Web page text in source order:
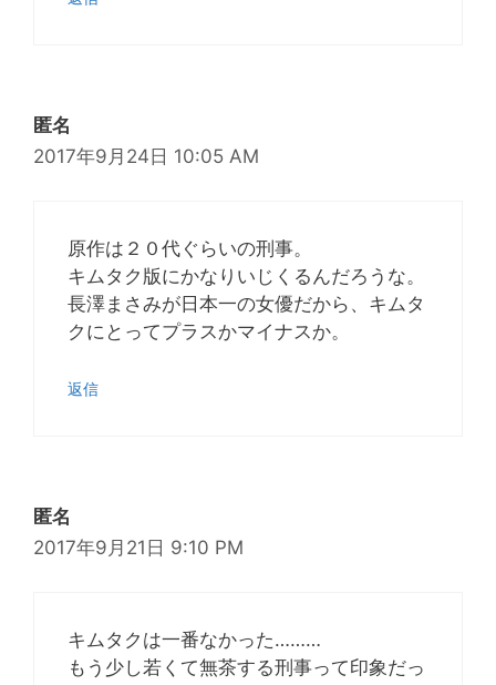
匿名
2017年9月24日 10:05 AM
原作は２０代ぐらいの刑事。
キムタク版にかなりいじくるんだろうな。
長澤まさみが日本一の女優だから、キムタ
クにとってプラスかマイナスか。
返信
匿名
2017年9月21日 9:10 PM
キムタクは一番なかった………
もう少し若くて無茶する刑事って印象だっ